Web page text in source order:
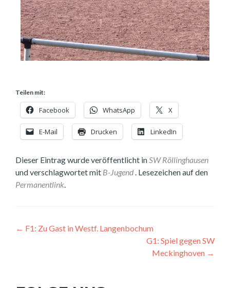
Teilen mit:
Facebook WhatsApp X
E-Mail Drucken LinkedIn
Dieser Eintrag wurde veröffentlicht inSW Röllinghausen
und verschlagwortet mit B-Jugend. Lesezeichen auf den
Permanentlink.
← F1: Zu Gast in Westf. Langenbochum
G1: Spiel gegen SW
Meckinghoven →